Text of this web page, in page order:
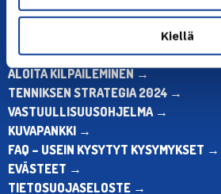
Kiellä
KAIKKI YHTEYSTIEDOT →
ALOITA HARRASTUS →
ALOITA KILPAILEMINEN →
TENNIKSEN STRATEGIA 2024 →
VASTUULLISUUSOHJELMA →
KUVAPANKKI →
FAQ – USEIN KYSYTYT KYSYMYKSET →
EVÄSTEET →
TIETOSUOJASELOSTE →